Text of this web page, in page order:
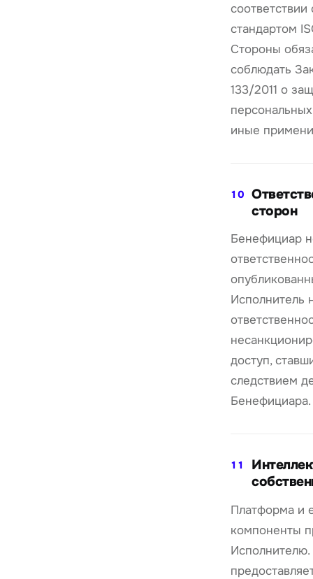
соответствии
стандартом
Стороны
соблюдать
133/2011 о
иные
10
сторон
Бенефициар
Исполнитель
доступ,
следствием
Бенефициара.
11
Платформа и
компоненты